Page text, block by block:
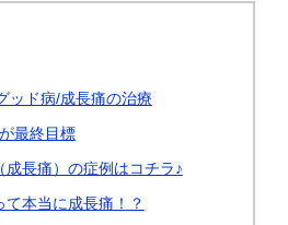
ッド病/成長痛の治療
最終目標
成長痛）の症例はコチラ♪
て本当に成長痛！？